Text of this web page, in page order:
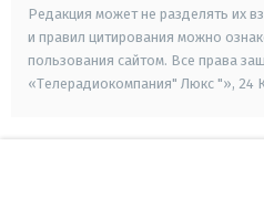
Редакция может не разделять их
и правил цитирования можно
пользования сайтом. Все права
«Телерадиокомпания" Люкс "», 24